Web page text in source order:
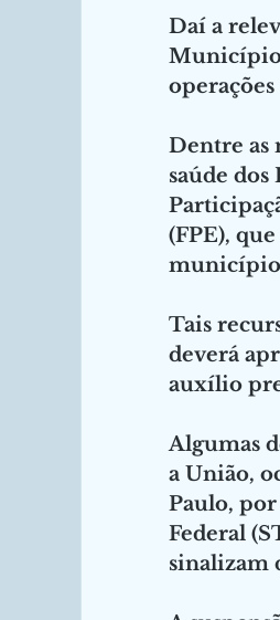
Daí a
Dentre as
saúde
(FPE),
Tais
deverá
auxílio
Algumas
a União,
Paulo,
Federal
sinalizam